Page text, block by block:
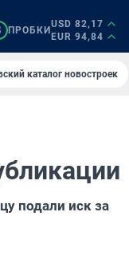
ПРОБКИ
USD 82,17
EUR 94,84
каталог новостроек
подали иск за